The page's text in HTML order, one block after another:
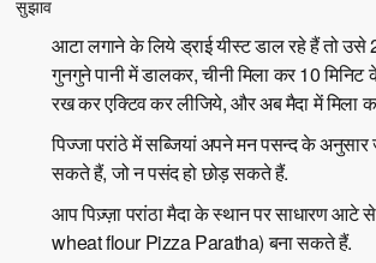
सुझाव
आटा लगाने के लिये ड्राई यीस्ट डाल रहे हैं तो
गुनगुने पानी में डालकर, चीनी मिला कर 10
रख कर एक्टिव कर लीजिये, और अब मैदा में मिला
पिज्जा परांठे में सब्जियां अपने मन पसन्द के अनुसार
सकते हैं, जो न पसंद हो छोड़ सकते हैं.
आप पिज़्ज़ा परांठा मैदा के स्थान पर साधारण आटे
wheat flour Pizza Paratha) बना सकते हैं.